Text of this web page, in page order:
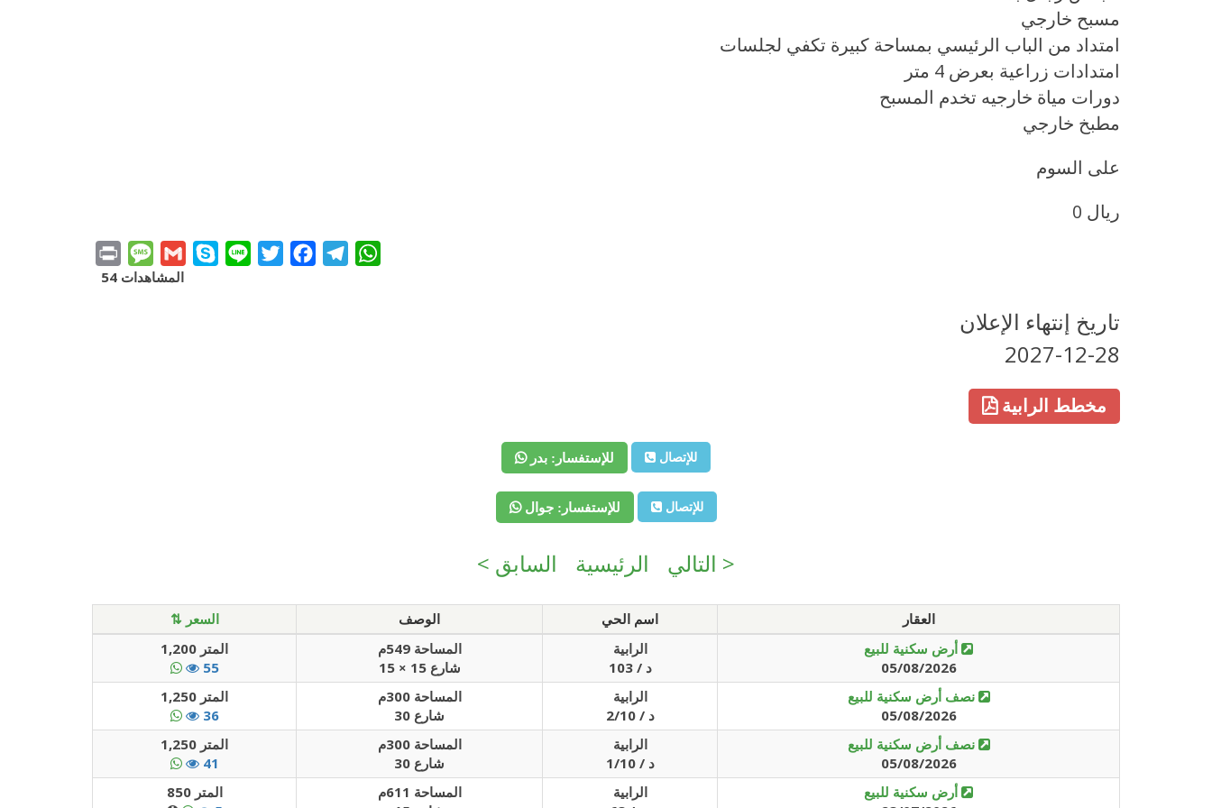
مسبح خارجي
امتداد من الباب الرئيسي بمساحة كبيرة تكفي لجلسات
امتدادات زراعية بعرض 4 متر
دورات مياة خارجيه تخدم المسبح
مطبخ خارجي
على السوم
0 ريال
Print Message
GmailSkype Line TwitterFacebookTelegram
المشاهدات 54
تاريخ إنتهاء الإعلان
2027-12-28
مخطط الرابية
للإستفسار: بدر للإتصال
للإستفسار: جوال للإتصال
< السابق الرئيسية التالي >
⇅ السعر الوصف اسم الحي
العقار
المتر 1,200
55
المساحة 549م
شارع 15 × 15
الرابية
103 / د
05/08/2026
المتر 1,250
36
المساحة 300م
شارع 30
الرابية
2/10 / د
نصف أرض سكنية للبيع
05/08/2026
المتر 1,250
41
المساحة 300م
شارع 30
الرابية
1/10 / د
نصف أرض سكنية للبيع
05/08/2026
المتر 850
المساحة 611م
الرابية